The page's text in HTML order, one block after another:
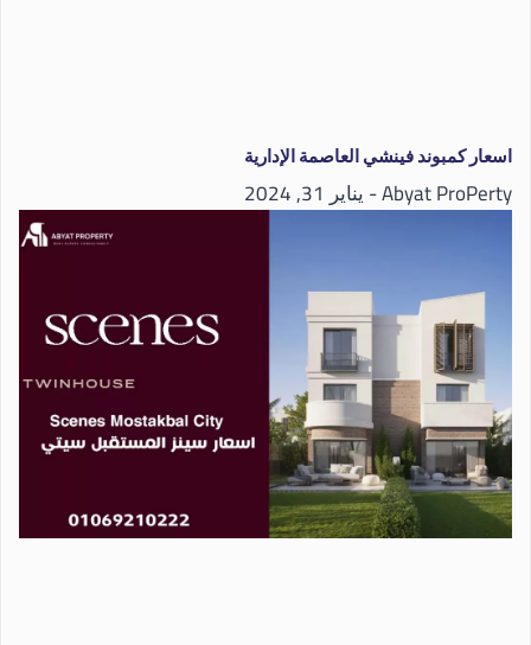
اسعار كمبوند فينشي العاصمة الإدارية
Abyat ProPerty يناير 31, 2024